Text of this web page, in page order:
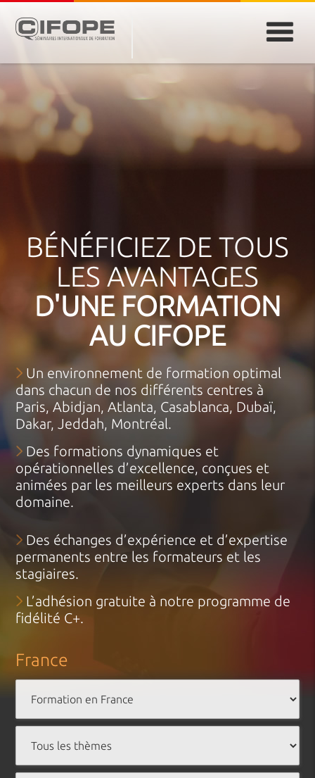
CASABLANCA
DUBAÏ
JEDDAH
MONTREAL
BÉNÉFICIEZ DE TOUS
LES AVANTAGES
D'UNE FORMATION
AU CIFOPE
Un environnement de formation optimal
dans chacun de nos différents centres à
Paris, Abidjan, Atlanta, Casablanca, Dubaï,
Dakar, Jeddah, Montréal.
Des formations dynamiques et
opérationnelles d’excellence, conçues et
animées par les meilleurs experts dans leur
domaine.
Des échanges d’expérience et d’expertise
permanents entre les formateurs et les
stagiaires.
L’adhésion gratuite à notre programme de
fidélité C+.
France